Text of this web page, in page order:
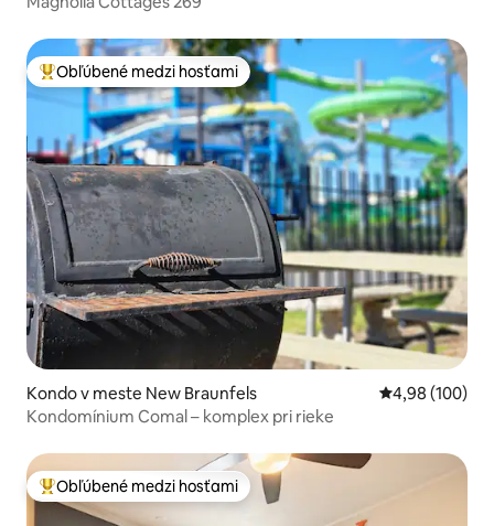
Najobľúbenejšie medzi hosťami
Obľúbené medzi hosťami
Kondo v meste New Braunfels Priemerné
4,98 (100)
Kondomínium Comal – komplex pri rieke
Najobľúbenejšie medzi hosťami
Obľúbené medzi hosťami